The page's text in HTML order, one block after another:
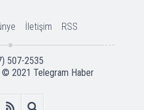
İletişim RSS
507-2535
© 2021 Telegram Haber